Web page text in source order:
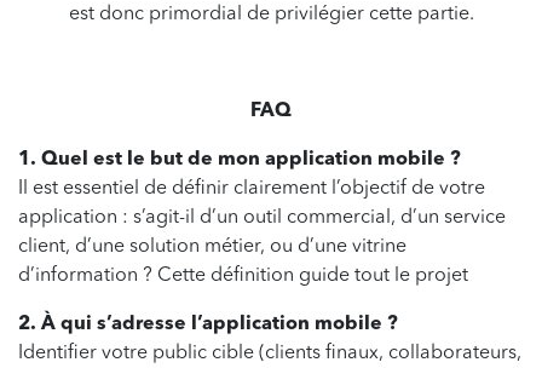
est donc primordial de privilégier cette partie.
FAQ
1. Quel est le but de mon application mobile ?
Il est essentiel de définir clairement l’objectif de votre
application : s’agit-il d’un outil commercial, d’un service
client, d’une solution métier, ou d’une vitrine
d’information ? Cette définition guide tout le projet
2. À qui s’adresse l’application mobile ?
Identifier votre public cible (clients finaux, collaborateurs,